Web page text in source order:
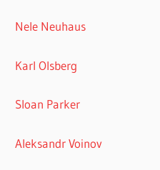
Nele Neuhaus
Karl Olsberg
Sloan Parker
Aleksandr Voinov